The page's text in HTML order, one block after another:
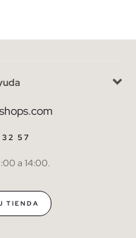
cualquier momento.
32 57
a 14:00.
TIENDA